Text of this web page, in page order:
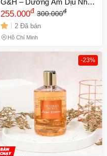
Bảo Vệ Da Mỗi Ngày 720607
255.000đ 300.000đ
2 Đã bán
Hồ Chí Minh
-23%